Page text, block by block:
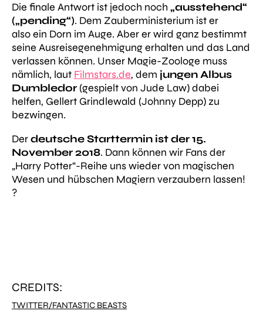
Die finale Antwort ist jedoch noch „ausstehend“
(„pending“). Dem Zauberministerium ist er
also ein Dorn im Auge. Aber er wird ganz bestimmt
seine Ausreisegenehmigung erhalten und das Land
verlassen können. Unser Magie-Zoologe muss
nämlich, laut Filmstars.de, dem jungen Albus
Dumbledor (gespielt von Jude Law) dabei
helfen, Gellert Grindlewald (Johnny Depp) zu
bezwingen.
Derdeutsche Starttermin ist der 15.
November 2018. Dann können wir Fans der
„Harry Potter“-Reihe uns wieder von magischen
Wesen und hübschen Magiern verzaubern lassen!
?
CREDITS:
TWITTER/FANTASTIC BEASTS